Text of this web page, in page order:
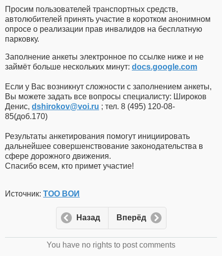
Просим пользователей транспортных средств,
автолюбителей принять участие в коротком анонимном
опросе о реализации прав инвалидов на бесплатную
парковку.
Заполнение анкеты электронное по ссылке ниже и не
займёт больше нескольких минут: docs.google.com
Если у Вас возникнут сложности с заполнением анкеты,
Вы можете задать все вопросы специалисту: Широков
Денис, dshirokov​@​voi.ru ; тел. 8 (495) 120-08-
85(доб.170)
Результаты анкетирования помогут инициировать
дальнейшее совершенствование законодательства в
сфере дорожного движения.⠀
Спасибо всем, кто примет участие!
Источник: ТОО ВОИ
Назад Вперёд
You have no rights to post comments